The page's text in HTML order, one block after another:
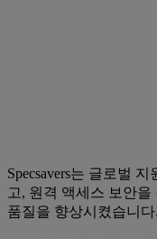
Specsavers는 글로벌
고, 원격 액세스 보안
품질을 향상시켰습니다.